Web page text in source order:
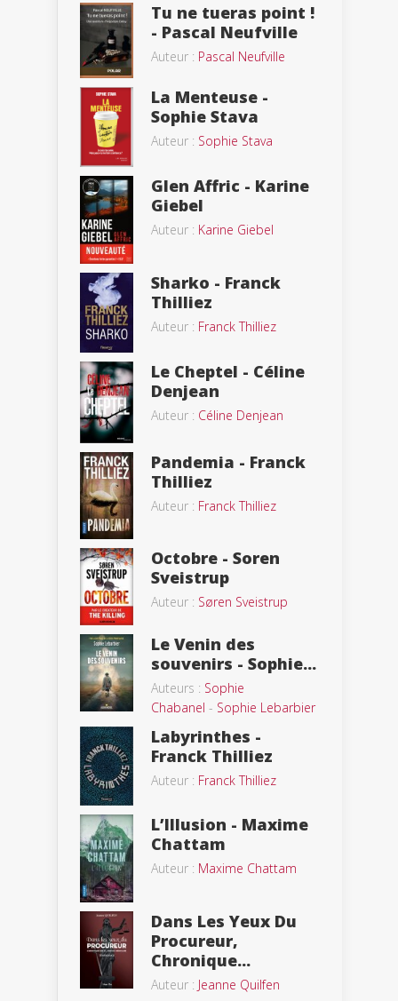
Tu ne tueras point !
- Pascal Neufville
Auteur : Pascal Neufville
La Menteuse -
Sophie Stava
Auteur : Sophie Stava
Glen Affric - Karine
Giebel
Auteur : Karine Giebel
Sharko - Franck
Thilliez
Auteur : Franck Thilliez
Le Cheptel - Céline
Denjean
Auteur : Céline Denjean
Pandemia - Franck
Thilliez
Auteur : Franck Thilliez
Octobre - Soren
Sveistrup
Auteur : Søren Sveistrup
Le Venin des
souvenirs - Sophie...
Auteurs : Sophie
Chabanel - Sophie Lebarbier
Labyrinthes -
Franck Thilliez
Auteur : Franck Thilliez
L’Illusion - Maxime
Chattam
Auteur : Maxime Chattam
Dans Les Yeux Du
Procureur,
Chronique...
Auteur : Jeanne Quilfen